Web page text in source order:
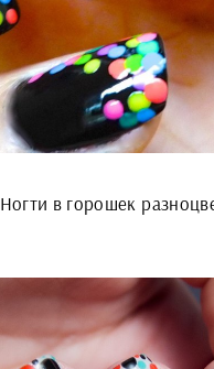
Ногти в горошек